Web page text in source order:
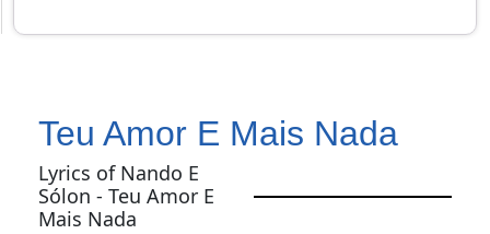
Teu Amor E Mais Nada
Lyrics of Nando E
Sólon - Teu Amor E
Mais Nada